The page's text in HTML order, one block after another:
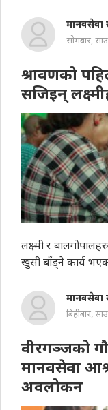
मानवसेवा
सोमबार,
श्रावणको
सजिइन्
लक्ष्मी र
खुसी बाँड्ने कार्य
मानवसेवा
बिहीबार,
वीरगञ्जको
मानवसेवा
अवलोकन